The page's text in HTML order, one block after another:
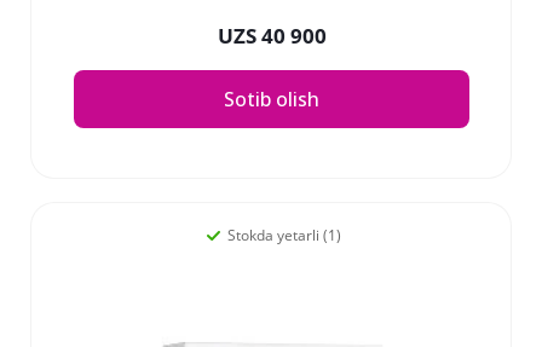
UZS 40 900
Sotib olish
Stokda yetarli (1)